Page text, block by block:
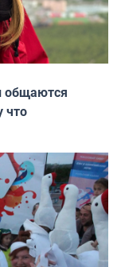
общаются
что